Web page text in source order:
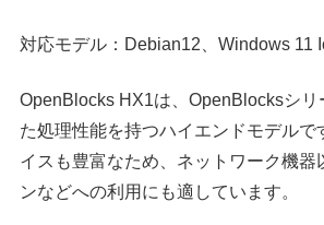
対応モデル：Debian12、Windows 11
OpenBlocks HX1は、OpenBlocksシ
た処理性能を持つハイエンドモデルで
イスも豊富なため、ネットワーク機器
ンなどへの利用にも適しています。